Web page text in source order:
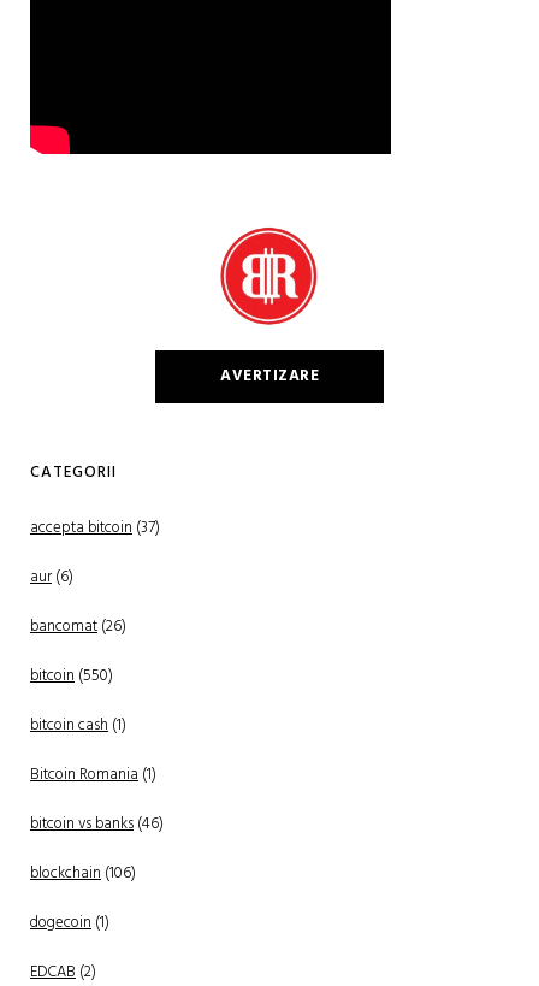
AVERTIZARE
CATEGORII
accepta bitcoin(37)
aur(6)
bancomat(26)
bitcoin(550)
bitcoin cash(1)
Bitcoin Romania(1)
bitcoin vs banks(46)
blockchain(106)
dogecoin(1)
EDCAB(2)